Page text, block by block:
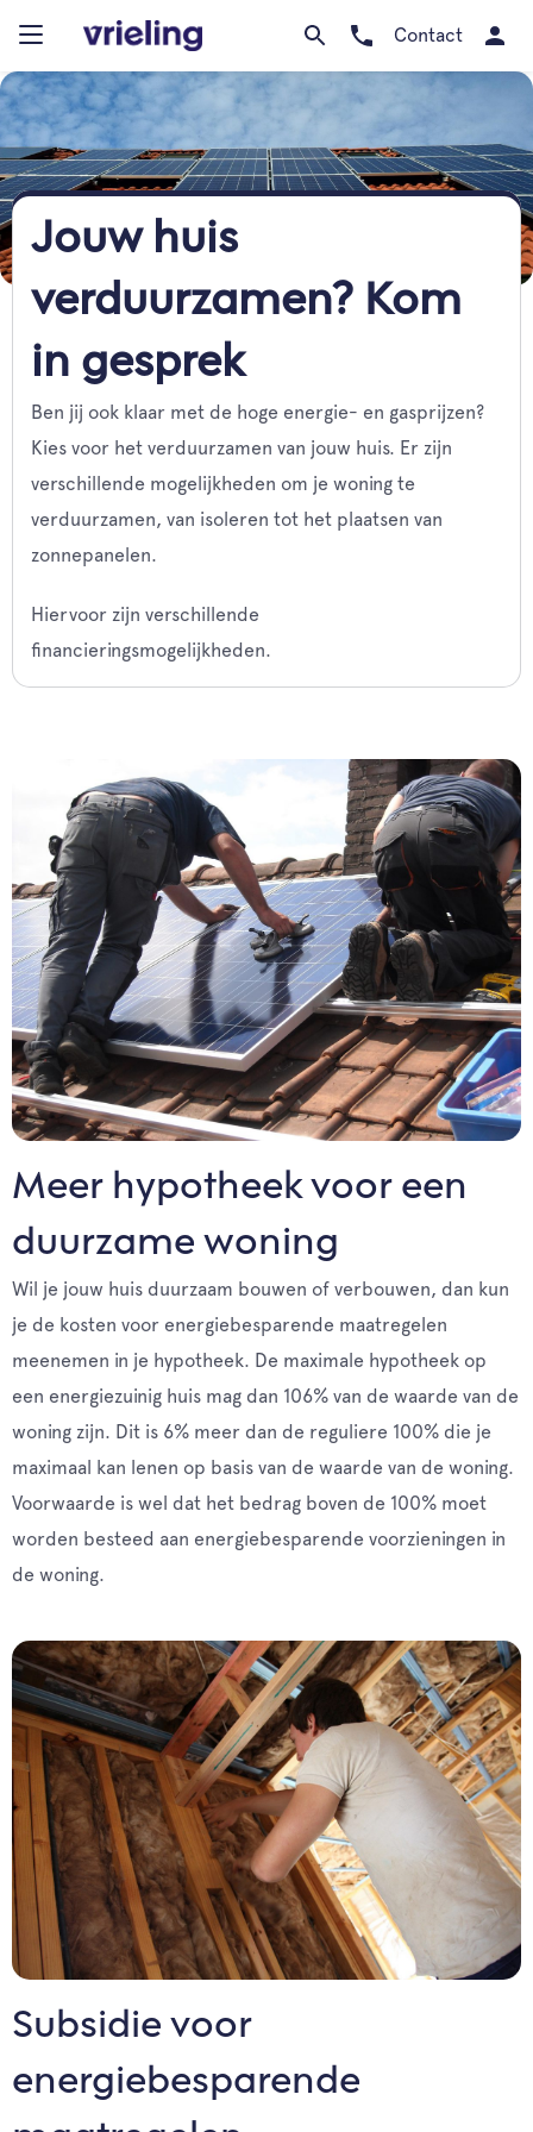
Contact
Jouw huis
verduurzamen? Kom
in gesprek
Ben jij ook klaar met de hoge energie- en gasprijzen?
Kies voor het verduurzamen van jouw huis. Er zijn
verschillende mogelijkheden om je woning te
verduurzamen, van isoleren tot het plaatsen van
zonnepanelen.
Hiervoor zijn verschillende
financieringsmogelijkheden.
Meer hypotheek voor een
duurzame woning
Wil je jouw huis duurzaam bouwen of verbouwen, dan kun
je de kosten voor energiebesparende maatregelen
meenemen in je hypotheek. De maximale hypotheek op
een energiezuinig huis mag dan 106% van de waarde van de
woning zijn. Dit is 6% meer dan de reguliere 100% die je
maximaal kan lenen op basis van de waarde van de woning.
Voorwaarde is wel dat het bedrag boven de 100% moet
worden besteed aan energiebesparende voorzieningen in
de woning.
Subsidie voor
energiebesparende